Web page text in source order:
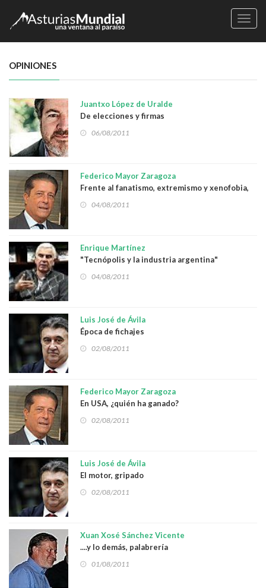
OPINIONES
Juantxo López de Uralde
De elecciones y firmas
06/08/2011
Federico Mayor Zaragoza
Frente al fanatismo, extremismo y xenofobia,
más y mejor democracia
04/08/2011
Enrique Martínez
"Tecnópolis y la industria argentina"
04/08/2011
Luis José de Ávila
Época de fichajes
02/08/2011
Federico Mayor Zaragoza
En USA, ¿quién ha ganado?
02/08/2011
Luis José de Ávila
El motor, gripado
02/08/2011
Xuan Xosé Sánchez Vicente
....y lo demás, palabrería
01/08/2011